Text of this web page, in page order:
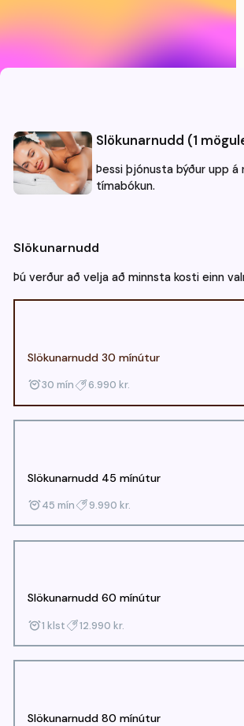
Slökunarnudd (1
Þessi þjónusta býður upp á
tímabókun.
Slökunarnudd
Þú verður að velja að minnsta kosti einn
Slökunarnudd 30 mínútur
30 mín 6.990 kr.
Slökunarnudd 45 mínútur
45 mín 9.990 kr.
Slökunarnudd 60 mínútur
1 klst 12.990 kr.
Slökunarnudd 80 mínútur